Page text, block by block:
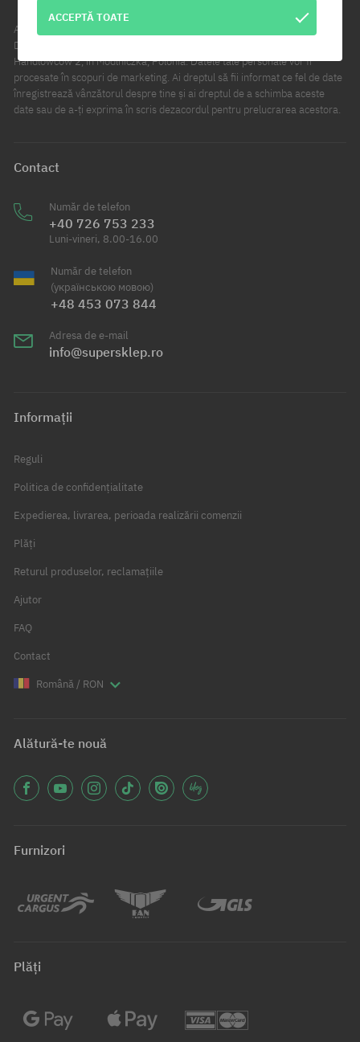
Administratorul de date în sensul acestei declarații este Cool Sport
Distribution sp. z o.o. Sediul central al companiei este situat la ul.
Handlowców 2, în Modlniczka, Polonia. Datele tale personale vor fi
procesate în scopuri de marketing. Ai dreptul să fii informat ce fel de date
înregistrează vânzătorul despre tine și ai dreptul de a schimba aceste
date sau de a-ți exprima în scris dezacordul pentru prelucrarea acestora.
Contact
Număr de telefon
+40 726 753 233
Luni-vineri, 8.00-16.00
Număr de telefon
(українською мовою)
+48 453 073 844
Adresa de e-mail
info@supersklep.ro
Informații
Reguli
Politica de confidențialitate
Expedierea, livrarea, perioada realizării comenzii
Plăți
Returul produselor, reclamațiile
Ajutor
FAQ
Contact
Română / RON
Alătură-te nouă
Furnizori
Plăți
ACCEPTĂ TOATE